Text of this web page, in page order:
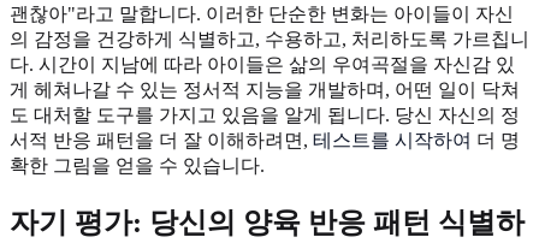
괜찮아"라고 말합니다. 이러한 단순한 변화는 아이들이 자신
의 감정을 건강하게 식별하고, 수용하고, 처리하도록 가르칩니
다. 시간이 지남에 따라 아이들은 삶의 우여곡절을 자신감 있
게 헤쳐나갈 수 있는 정서적 지능을 개발하며, 어떤 일이 닥쳐
도 대처할 도구를 가지고 있음을 알게 됩니다. 당신 자신의 정
서적 반응 패턴을 더 잘 이해하려면, 테스트를 시작하여 더 명
확한 그림을 얻을 수 있습니다.
자기 평가: 당신의 양육 반응 패턴 식별하